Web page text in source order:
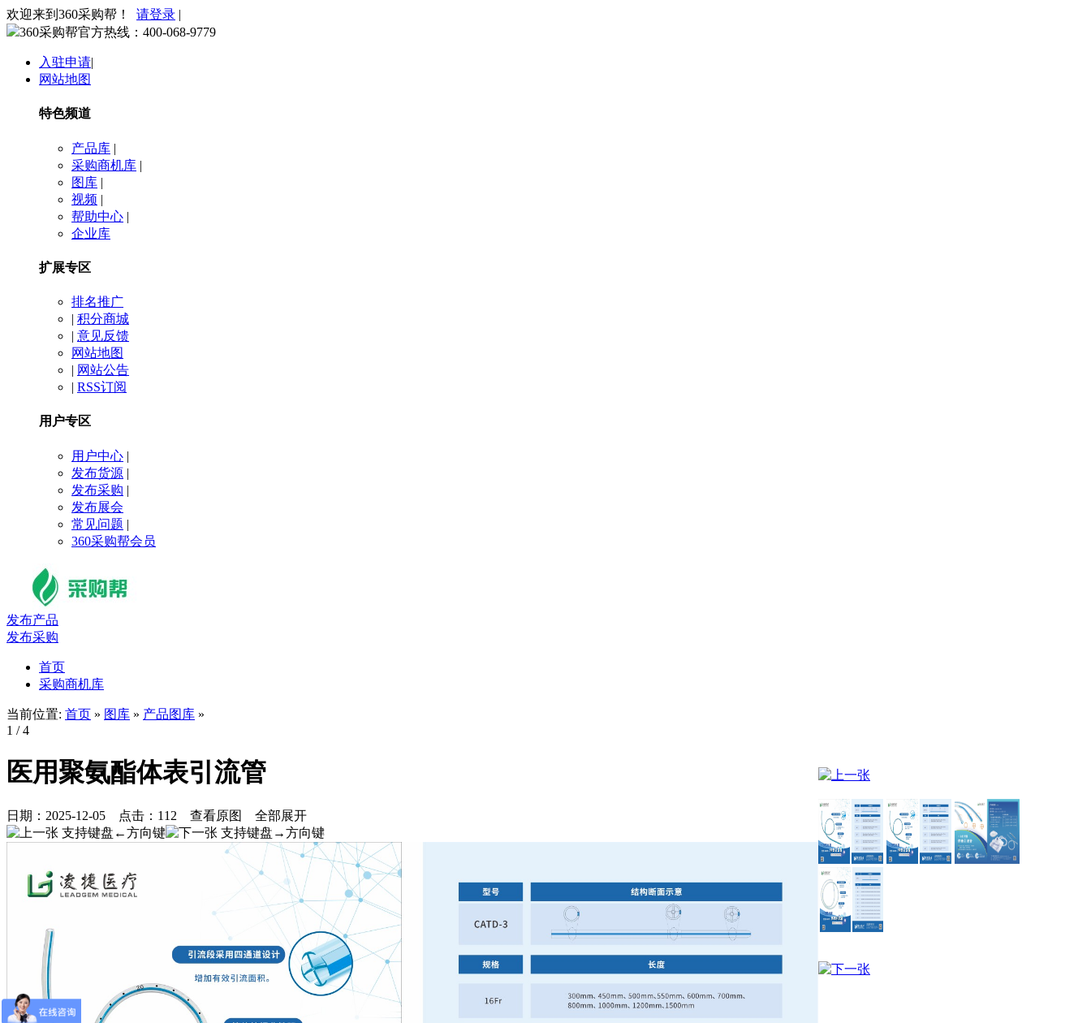
欢迎来到360采购帮！ 请登录 |
360采购帮官方热线： 400-068-9779
入驻申请|
网站地图
特色频道
产品库 |
采购商机库 |
图库 |
视频 |
帮助中心 |
企业库
扩展专区
排名推广
| 积分商城
| 意见反馈
网站地图
| 网站公告
| RSS订阅
用户专区
用户中心 |
发布货源 |
发布采购 |
发布展会
常见问题 |
360采购帮会员
发布产品
发布采购
首页
采购商机库
当前位置: 首页 » 图库 » 产品图库 »
1 / 4
医用聚氨酯体表引流管
日期： 2025-12-05 点击： 112 查看原图 全部展开